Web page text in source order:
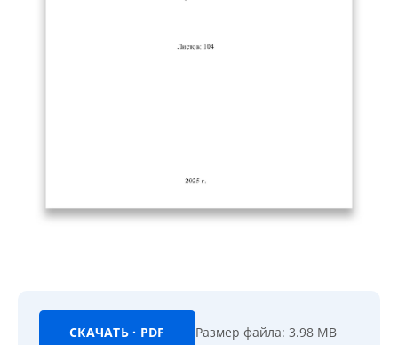
СКАЧАТЬ · PDF Размер файла: 3.98 MB